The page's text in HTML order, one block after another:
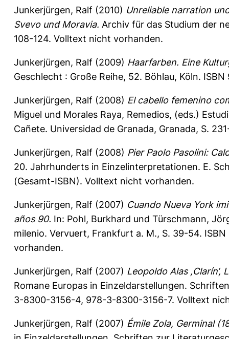
Junkerjürgen, Ralf (2010) Unreliable narration
Svevo und Moravia. Archiv für das Studium der
108-124. Volltext nicht vorhanden.
Junkerjürgen, Ralf (2009) Haarfarben. Eine
Geschlecht : Große Reihe, 52. Böhlau, Köln.
Junkerjürgen, Ralf (2008) El cabello femenino
Miguel und Morales Raya, Remedios, (eds.)
Cañete. Universidad de Granada, Granada, S.
Junkerjürgen, Ralf (2008) Pier Paolo Pasolini:
20. Jahrhunderts in Einzelinterpretationen. E.
(Gesamt-ISBN). Volltext nicht vorhanden.
Junkerjürgen, Ralf (2007) Cuando Nueva York
años 90. In: Pohl, Burkhard und Türschmann,
milenio. Vervuert, Frankfurt a. M., S. 39-54.
vorhanden.
Junkerjürgen, Ralf (2007) Leopoldo Alas ,Clarín‘,
Romane Europas in Einzeldarstellungen.
3-8300-3156-4, 978-3-8300-3156-7. Volltext
Junkerjürgen, Ralf (2007) Émile Zola, Germinal